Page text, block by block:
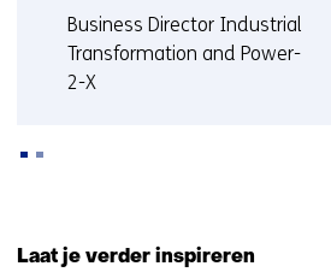
Functie:
Business Director Industrial
Transformation and Power-
2-X
Laat je verder inspireren